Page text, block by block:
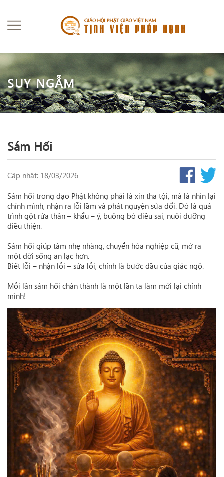
SUY NGẪM
Sám Hối
Cập nhật: 18/03/2026
Sám hối trong đạo Phật không phải là xin tha tội, mà là nhìn lại
chính mình, nhận ra lỗi lầm và phát nguyện sửa đổi. Đó là quá
trình gột rửa thân – khẩu – ý, buông bỏ điều sai, nuôi dưỡng
điều thiện.
Sám hối giúp tâm nhẹ nhàng, chuyển hóa nghiệp cũ, mở ra
một đời sống an lạc hơn.
Biết lỗi – nhận lỗi – sửa lỗi, chính là bước đầu của giác ngộ.
Mỗi lần sám hối chân thành là một lần ta làm mới lại chính
mình!